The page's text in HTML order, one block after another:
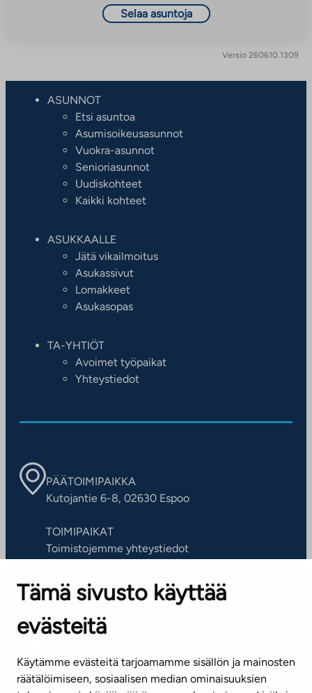
Tämä sivusto käyttää
evästeitä
Käytämme evästeitä tarjoamamme sisällön ja mainosten
räätälöimiseen, sosiaalisen median ominaisuuksien
Selaa asuntoja
Versio 260610.1309
ASUNNOT
Etsi asuntoa
Asumisoikeusasunnot
Vuokra-asunnot
Senioriasunnot
Uudiskohteet
Kaikki kohteet
ASUKKAALLE
Jätä vikailmoitus
Asukassivut
Lomakkeet
Asukasopas
TA-YHTIÖT
Avoimet työpaikat
Yhteystiedot
PÄÄTOIMIPAIKKA
Kutojantie 6-8, 02630 Espoo
TOIMIPAIKAT
Toimistojemme yhteystiedot
ASIAKASPALVELUKESKUS
Puh. 045 7734 3777
(arkisin klo 8-16)
info@ta.fi